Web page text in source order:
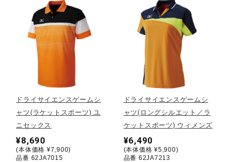
サッカー／フットサル
トレーニング
野球
ドライサイエンスゲームシ
ャツ(ラケットスポーツ) ユ
ニセックス
¥8,690
(本体価格 ¥7,900)
品番 62JA7015
ドライサイエンスゲームシ
ャツ(ロングシルエット／ラ
ケットスポーツ) ウィメンズ
¥6,490
(本体価格 ¥5,900)
品番 62JA7213